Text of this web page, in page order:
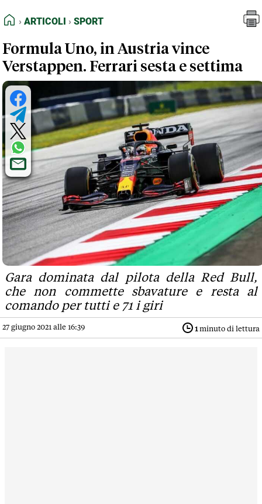
FEED RSS
NORMATIVE DEONTOLOGICHE
TERMINI e CONDIZIONI
HOME
ARTICOLI SPORT
Formula Uno, in Austria vince
Verstappen. Ferrari sesta e settima
Gara dominata dal pilota della Red Bull,
che non commette sbavature e resta al
comando per tutti e 71 i giri
27 giugno 2021 alle 16:39 1 minuto di lettura